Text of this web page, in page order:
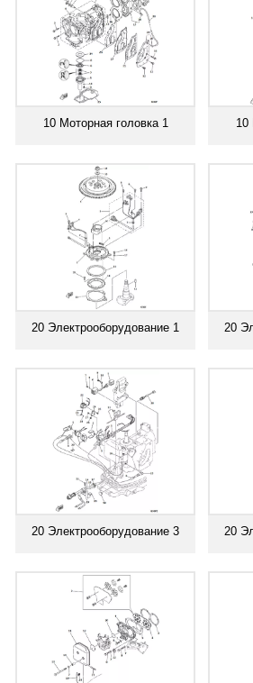
10 Моторная головка 1 10
20 Электрооборудование 1 20
20 Электрооборудование 3 20